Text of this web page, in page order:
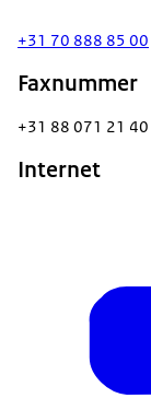
+31 70 888 85 00
Faxnummer
+31 88 071 21 40
Internet